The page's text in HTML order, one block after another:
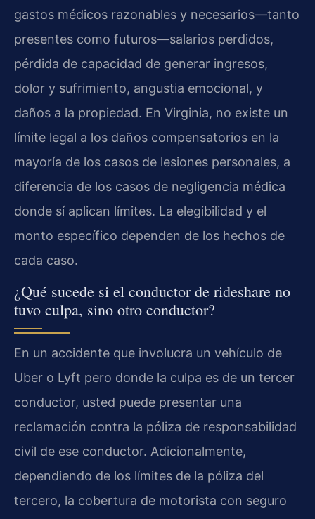
gastos médicos razonables y necesarios—tanto
presentes como futuros—salarios perdidos,
pérdida de capacidad de generar ingresos,
dolor y sufrimiento, angustia emocional, y
daños a la propiedad. En Virginia, no existe un
límite legal a los daños compensatorios en la
mayoría de los casos de lesiones personales, a
diferencia de los casos de negligencia médica
donde sí aplican límites. La elegibilidad y el
monto específico dependen de los hechos de
cada caso.
¿Qué sucede si el conductor de rideshare no
tuvo culpa, sino otro conductor?
En un accidente que involucra un vehículo de
Uber o Lyft pero donde la culpa es de un tercer
conductor, usted puede presentar una
reclamación contra la póliza de responsabilidad
civil de ese conductor. Adicionalmente,
dependiendo de los límites de la póliza del
tercero, la cobertura de motorista con seguro